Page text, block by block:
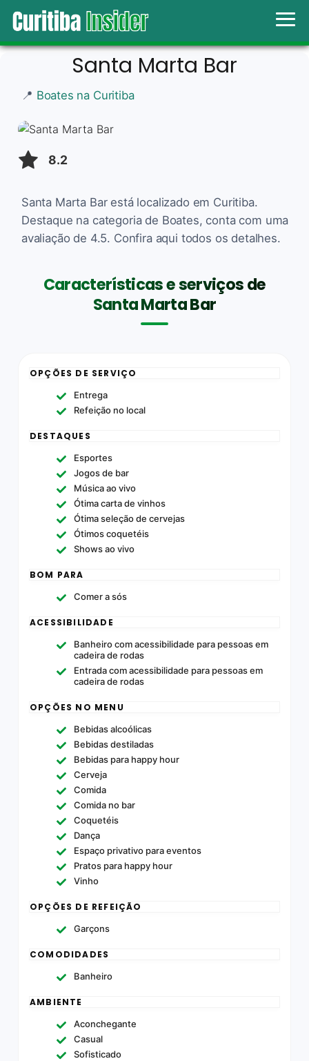
Santa Marta Bar
📍 Boates na Curitiba
8.2
Santa Marta Bar está localizado em Curitiba.
Destaque na categoria de Boates, conta com uma
avaliação de 4.5. Confira aqui todos os detalhes.
Características e serviços de
Santa Marta Bar
OPÇÕES DE SERVIÇO
Entrega
Refeição no local
DESTAQUES
Esportes
Jogos de bar
Música ao vivo
Ótima carta de vinhos
Ótima seleção de cervejas
Ótimos coquetéis
Shows ao vivo
BOM PARA
Comer a sós
ACESSIBILIDADE
Banheiro com acessibilidade para pessoas em
cadeira de rodas
Entrada com acessibilidade para pessoas em
cadeira de rodas
OPÇÕES NO MENU
Bebidas alcoólicas
Bebidas destiladas
Bebidas para happy hour
Cerveja
Comida
Comida no bar
Coquetéis
Dança
Espaço privativo para eventos
Pratos para happy hour
Vinho
OPÇÕES DE REFEIÇÃO
Garçons
COMODIDADES
Banheiro
AMBIENTE
Aconchegante
Casual
Sofisticado